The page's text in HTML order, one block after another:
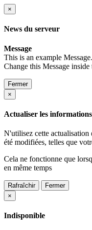
×
News du serveur
Message
This is an example Message.
Change this Message
Fermer
×
Actualiser les
N'utilisez cette
été modifiées, telles que
Cela ne fonctionne que
en même temps
Rafraîchir
Fermer
×
Indisponible